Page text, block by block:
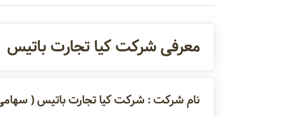
معرفی شرکت کیا تجارت باتیس
نام شرکت : شرکت کیا تجارت باتیس (